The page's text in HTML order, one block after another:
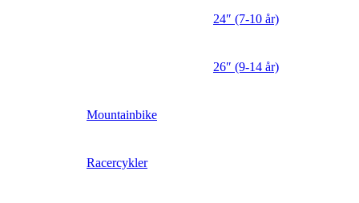
24″ (7-10 år)
26″ (9-14 år)
Mountainbike
Racercykler